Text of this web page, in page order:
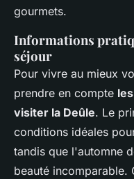
gourmets.
Informations
séjour
Pour vivre au mieux
prendre en compte
visiter la Deûle. Le
conditions idéales
tandis que l'automne
beauté incomparable.